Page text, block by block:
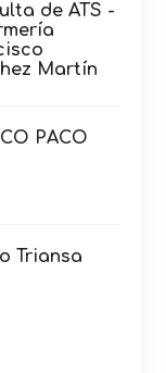
de ATS -
Martín
PACO
Triansa